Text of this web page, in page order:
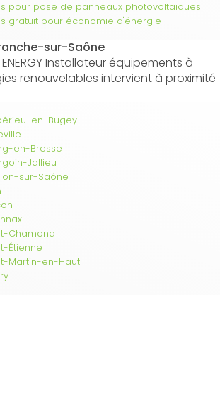
pour pose de panneaux photovoltaïques
gratuit pour économie d'énergie
sur-Saône
ENERGY Installateur équipements à
renouvelables intervient à proximité
en-Bugey
en-Bresse
Jallieu
sur-Saône
Chamond
Étienne
Martin-en-Haut